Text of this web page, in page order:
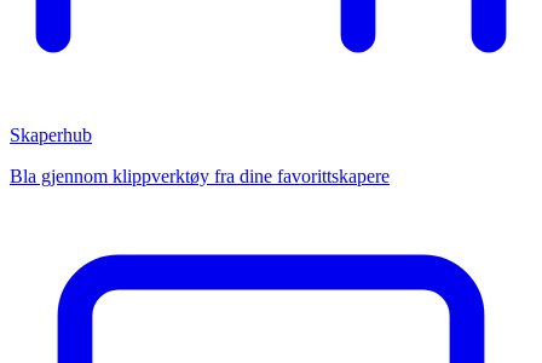
Skaperhub
Bla gjennom klippverktøy fra dine favorittskapere